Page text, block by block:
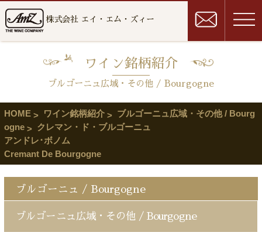
株式会社 エイ・エム・ズィー
ワイン銘柄紹介
ブルゴーニュ広域・その他 / Bourgogne
HOME ワイン銘柄紹介
ブルゴーニュ広域・その他 / Bourg
ogne
クレマン・ド・ブルゴーニュ
アンドレ･ボノム
Cremant De Bourgogne
ブルゴーニュ / Bourgogne
ブルゴーニュ広域・その他 / Bourgogne